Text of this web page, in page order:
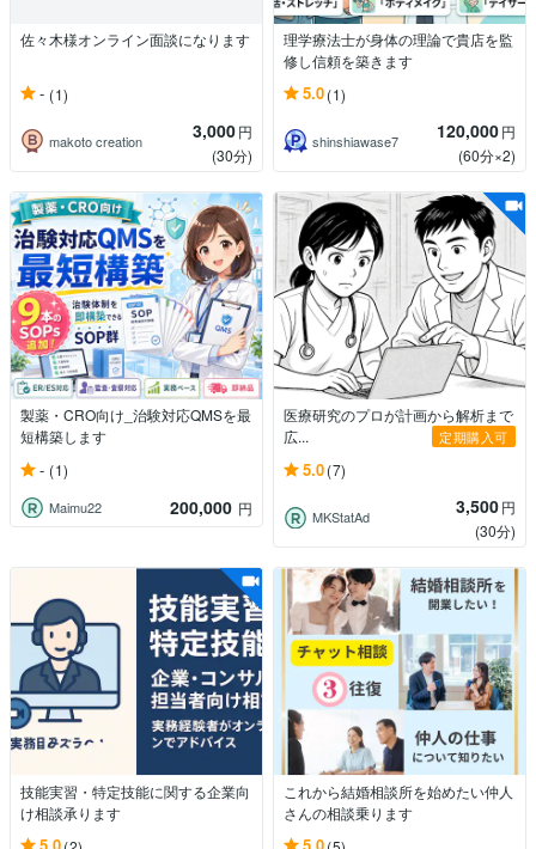
佐々木様オンライン面談になります
- (1)
makoto creation 3,000円
(30分)
理学療法士が身体の理論で貴店を監
修し信頼を築きます
5.0(1)
shinshiawase7 120,000円
(60分×2)
製薬・CRO向け_治験対応QMSを最
短構築します
- (1)
Maimu22 200,000 円
医療研究のプロが計画から解析まで
広...
定期購入可
5.0(7)
MKStatAd 3,500円
(30分)
技能実習・特定技能に関する企業向
け相談承ります
これから結婚相談所を始めたい仲人
さんの相談乗ります